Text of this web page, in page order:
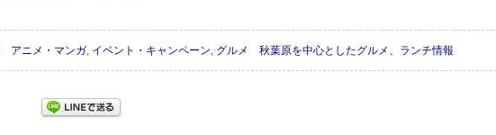
アニメ・マンガ, イベント・キャンペーン, グルメ 秋葉原を中心としたグルメ、ランチ情報